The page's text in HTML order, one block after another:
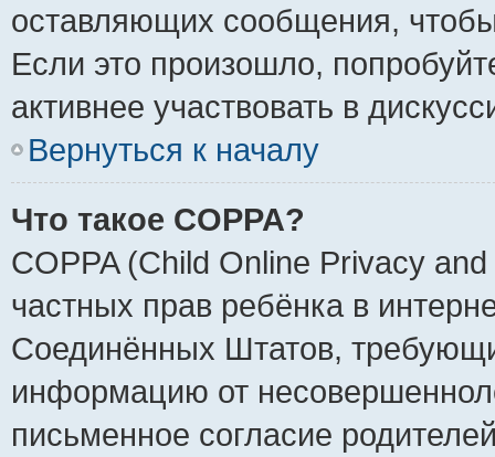
оставляющих сообщения,
Если это произошло,
активнее участвовать в
Вернуться к началу
Что такое COPPA?
COPPA (Child Online Privacy
частных прав ребёнка в
Соединённых Штатов,
информацию от
письменное согласие